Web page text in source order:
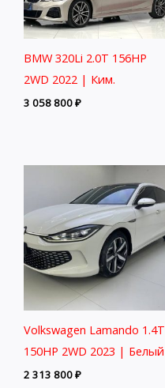
BMW 320Li 2.0T 156HP
2WD 2022 | Ким.
3 058 800₽
Volkswagen Lamando 1.4T
150HP 2WD 2023 | Белый
2 313 800₽